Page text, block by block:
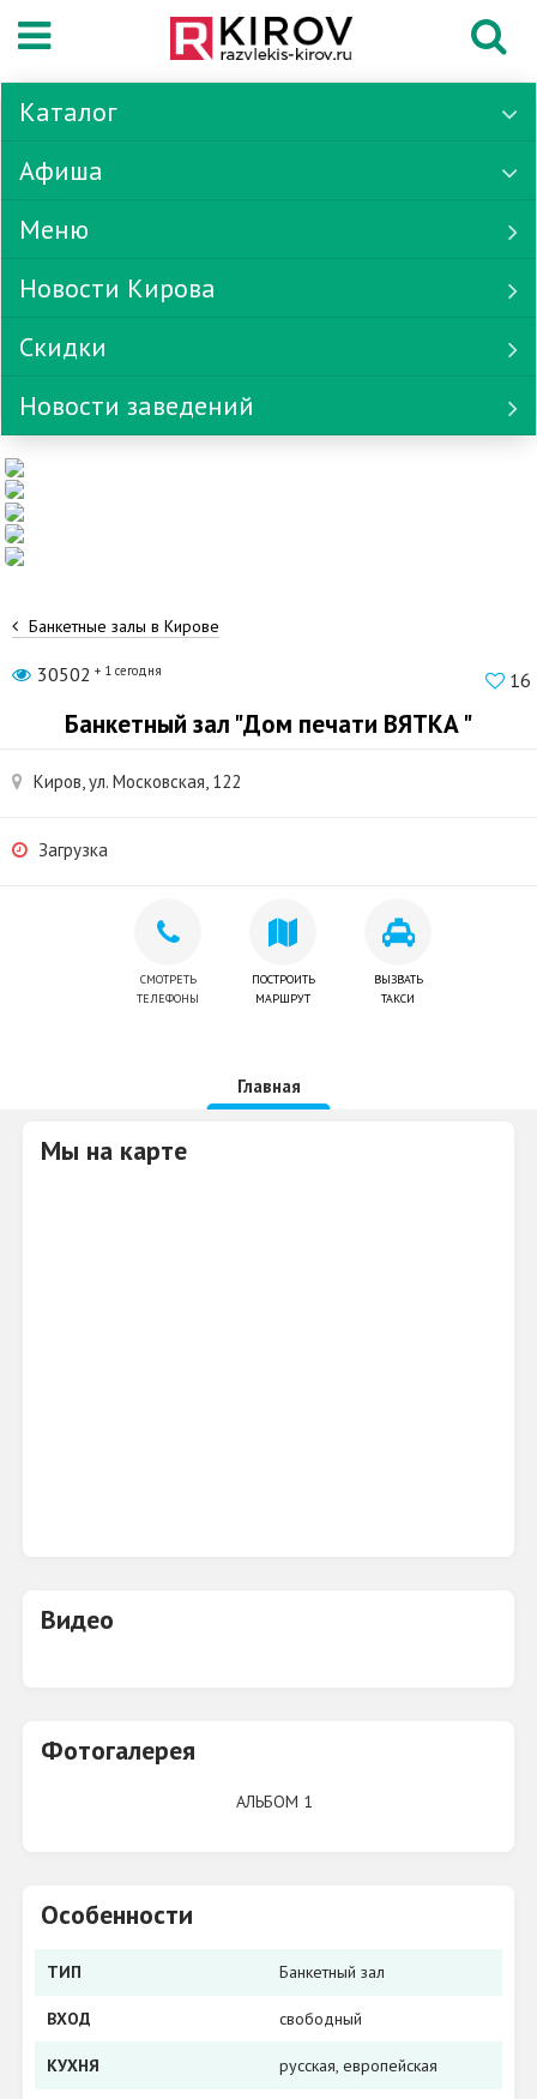
Каталог
Афиша
Меню
Новости Кирова
Скидки
Новости заведений
Банкетные залы в Кирове
30502 + 1 сегодня 16
Банкетный зал "Дом печати ВЯТКА "
Киров, ул. Московская, 122
Загрузка
СМОТРЕТЬ
ТЕЛЕФОНЫ
ПОСТРОИТЬ
МАРШРУТ
ВЫЗВАТЬ
ТАКСИ
Главная
Особенности
ТИП Банкетный зал
ВХОД свободный
КУХНЯ русская, европейская
Фотогалерея
АЛЬБОМ 1
Видео
Мы на карте